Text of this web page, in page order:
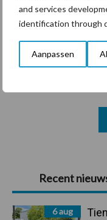
and services
identification through
Aanpassen
Primaire
Sidebar
Recent
6 aug
Beregening